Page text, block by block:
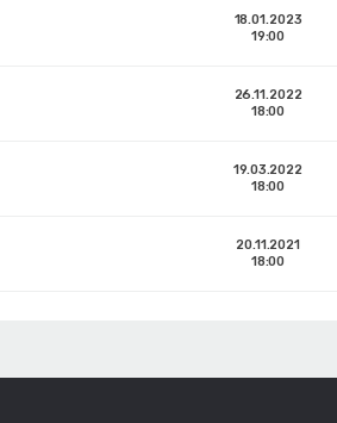
18.01.2023
19:00
26.11.2022
18:00
19.03.2022
18:00
20.11.2021
18:00